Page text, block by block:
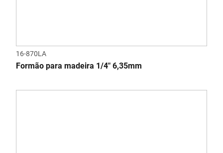
16-870LA
Formão para madeira 1/4" 6,35mm